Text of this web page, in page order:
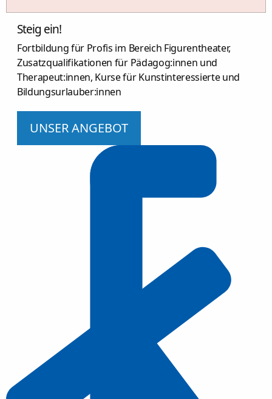
Steig ein!
Fortbildung für Profis im Bereich Figurentheater,
Zusatzqualifikationen für Pädagog:innen und
Therapeut:innen, Kurse für Kunstinteressierte und
Bildungsurlauber:innen
UNSER ANGEBOT